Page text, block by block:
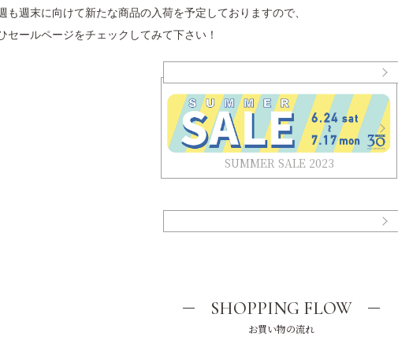
も週末に向けて新たな商品の入荷を予定しておりますので、
セールページをチェックしてみて下さい！
SUMMER SALE 2023
SHOPPING FLOW
お買い物の流れ